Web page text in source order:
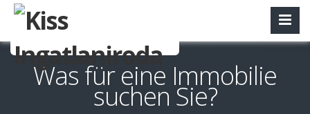
Was für eine Immobilie
suchen Sie?